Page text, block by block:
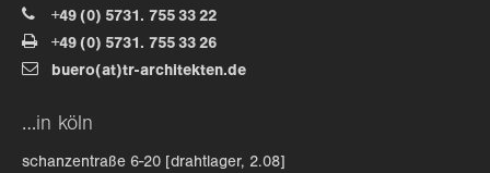
info@yourdomain.com
about us
lorem ipsum dolor sit amet, consectetuer
+49 (0) 5731. 755 33 22
+49 (0) 5731. 755 33 26
buero(at)tr-architekten.de
…in köln
schanzentraße 6-20 [drahtlager, 2.08]